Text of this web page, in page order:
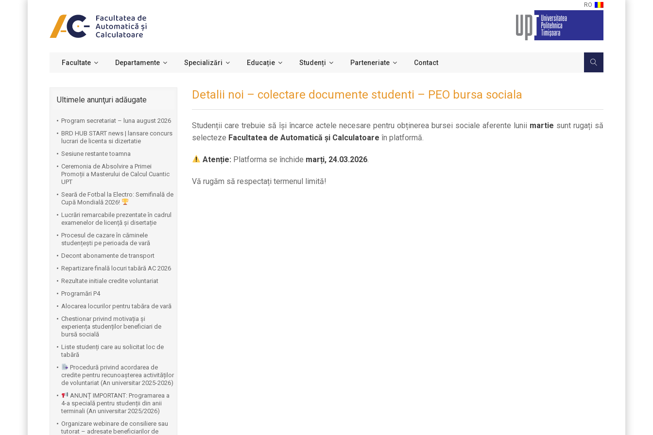
RO
Facultate Departamente Specializări Educație Studenți Parteneriate Contact
Detalii noi – colectare documente studenti – PEO bursa sociala
Studenții care trebuie să își încarce actele necesare pentru obținerea bursei sociale aferente lunii martie sunt rugați să
selecteze Facultatea de Automatică și Calculatoare în platformă.
Atenție: Platforma se închide marți, 24.03.2026.
Vă rugăm să respectați termenul limită!
Ultimele anunţuri adăugate
Program secretariat – luna august 2026
BRD HUB START news | lansare concurs
lucrari de licenta si dizertatie
Sesiune restante toamna
Ceremonia de Absolvire a Primei
Promoții a Masterului de Calcul Cuantic
UPT
⁠Seară de Fotbal la Electro: Semifinală de
Cupă Mondială 2026!
Lucrări remarcabile prezentate în cadrul
examenelor de licență și disertație
Procesul de cazare în căminele
studențești pe perioada de vară
Decont abonamente de transport
Repartizare finală locuri tabără AC 2026
Rezultate initiale credite voluntariat
Programări P4
Alocarea locurilor pentru tabăra de vară
Chestionar privind motivația și
experiența studenților beneficiari de
bursă socială
Liste studenți care au solicitat loc de
tabără
Procedură privind acordarea de
credite pentru recunoașterea activităților
de voluntariat (An universitar 2025-2026)
ANUNȚ IMPORTANT: Programarea a
4-a specială pentru studenții din anii
terminali (An universitar 2025/2026)
Organizare webinare de consiliere sau
tutorat – adresate beneficiarilor de